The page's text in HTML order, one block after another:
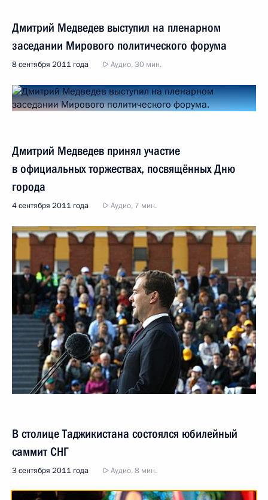
Дмитрий Медведев выступил на пленарном
заседании Мирового политического форума
8 сентября 2011 года Аудио, 30 мин.
Дмитрий Медведев принял участие
в официальных торжествах, посвящённых Дню
города
4 сентября 2011 года Аудио, 7 мин.
В столице Таджикистана состоялся юбилейный
саммит СНГ
3 сентября 2011 года Аудио, 8 мин.